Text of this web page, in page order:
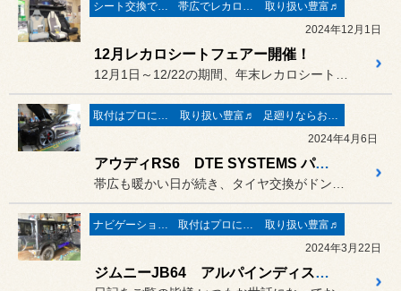
シート交換で快適♪ 帯広でレカロシート取扱店
取り扱い豊富♬
2024年12月1日
12月レカロシートフェアー開催！
取付はプロにお任せ♪ 取り扱い豊富♬
足廻りならお任せ♬
2024年4月6日
アウディRS6 DTE SYSTEMS パワーコントロール装着！
ナビゲーションもお任せ♬ 取付はプロにお任せ♪
取り扱い豊富♬
2024年3月22日
ジムニーJB64 アルパインディスプレイオーディオ その他諸々